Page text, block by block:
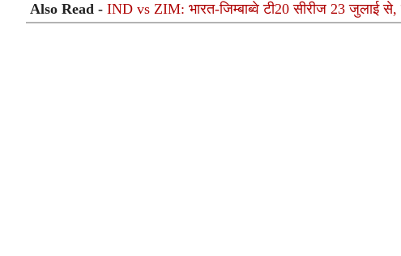
Also Read - IND vs ZIM: भारत-जिम्बाब्वे टी20 सीरीज 23 जुलाई